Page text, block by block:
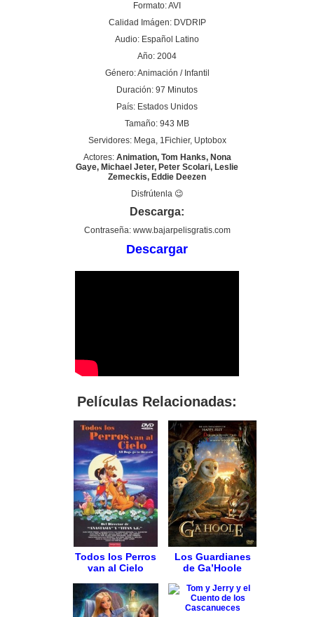
Formato: AVI
Calidad Imágen: DVDRIP
Audio: Español Latino
Año: 2004
Género: Animación / Infantil
Duración: 97 Minutos
País: Estados Unidos
Tamaño: 943 MB
Servidores: Mega, 1Fichier, Uptobox
Actores: Animation, Tom Hanks, Nona
Gaye, Michael Jeter, Peter Scolari, Leslie
Zemeckis, Eddie Deezen
Disfrútenla 😉
Descarga:
Contraseña: www.bajarpelisgratis.com
Descargar
Películas Relacionadas:
Todos los Perros
van al Cielo
Los Guardianes
de Ga’Hoole